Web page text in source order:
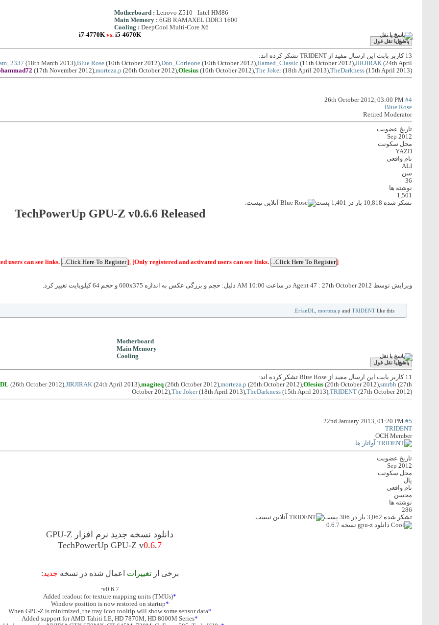
Motherboard : Lenovo Z510 - Intel HM86
Main Memory : 6GB RAMAXEL DDR3 1600
Cooling : DeepCool Multi-Core X6
i7-4770K vs. i5-4670K
پاسخ با نقل قول
13 کاربر بابت این ارسال مفید از TRIDENT تشکر کرده اند:
(18th March 2013),Blue Rose (10th October 2012),Don_Corleone (10th October 2012),Hamed_Classic (11th October 2012),JIRJIRAK (24th April
(17th November 2012),morteza.p (26th October 2012),Olesius (10th October 2012),The Joker(18th April 2013),TheDarkness (15th April 2013)
26th October 2012, 03:00 PM #4
Blue Rose
Retired Moderator
تاریخ عضویت
Sep 2012
محل سکونت
YAZD
نام واقعی
ALI
سن
36
نوشته ها
1,501
تشکر شده 10,818 بار در 1,401 پست
TechPowerUp GPU-Z v0.6.6 Released
users can see links. ], [Only registered and activated users can see links. ]
ویرایش توسط Agent 47 : 27th October 2012 در ساعت 10:00 AM دلیل: حجم و بزرگی عکس به اندازه 600x375 و حجم 64 کیلوبایت تغییر کرد.
ErfanDL morteza.p and TRIDENT like this.
Motherboard
Main Memory
Cooling
پاسخ با نقل قول
11 کاربر بابت این ارسال مفید از Blue Rose تشکر کرده اند:
(26th October 2012),JIRJIRAK (24th April 2013),magiteq (26th October 2012),morteza.p (26th October 2012),Olesius (26th October 2012),smrbh (27th
October 2012),The Joker(18th April 2013),TheDarkness (15th April 2013),TRIDENT (27th October 2012)
22nd January 2013, 01:20 PM #5
TRIDENT
OCH Member
تاریخ عضویت
Sep 2012
محل سکونت
پال
نام واقعی
محسن
نوشته ها
286
تشکر شده 3,062 بار در 306 پست
دانلود gpu-z نسخه 0.6.7
دانلود نسخه جدید نرم افزار GPU-Z
TechPowerUp GPU-Z v0.6.7
برخی ازتغییرات اعمال شده در نسخه جدید:
v0.6.7:
*
Added readout for texture mapping units (TMUs)
*
Window position is now restored on startup
*
When GPU-Z is minimized, the tray icon tooltip will show some sensor data
*
Added support for AMD Tahiti LE, HD 7870M, HD 8000M Series